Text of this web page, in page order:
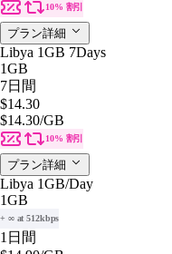
10% 割引
プラン詳細
Libya 1GB 7Days
1GB
7日間
$14.30
$14.30/GB
10% 割引
プラン詳細
Libya 1GB/Day
1GB
+ ∞ at 512kbps
1日間